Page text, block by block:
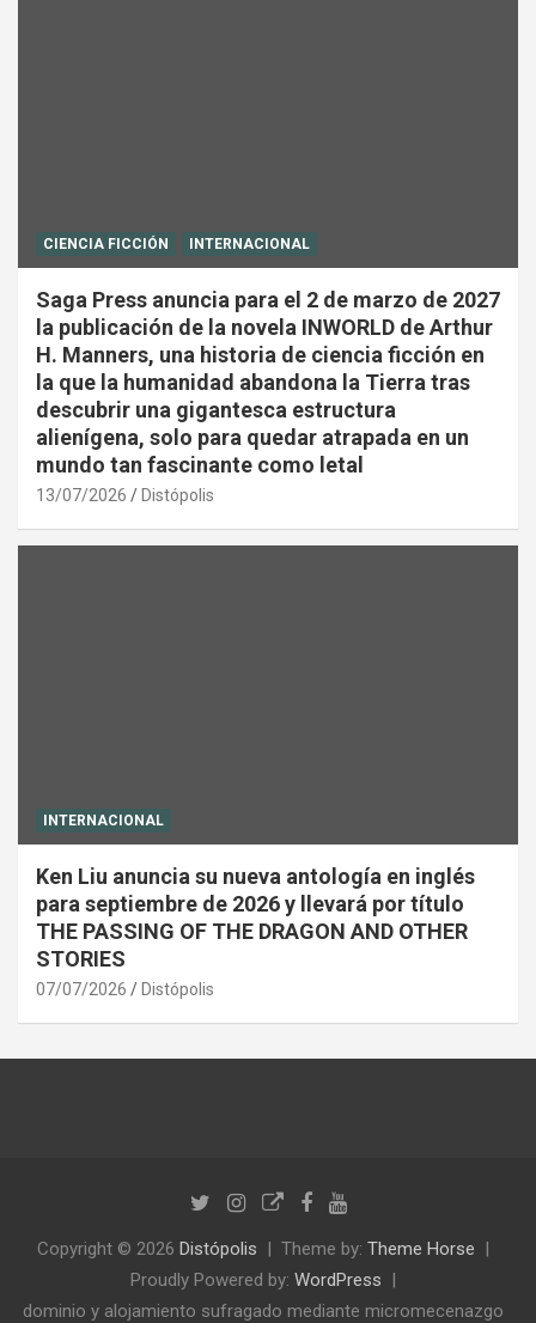
CIENCIA FICCIÓN INTERNACIONAL
Saga Press anuncia para el 2 de marzo de 2027
la publicación de la novela INWORLD de Arthur
H. Manners, una historia de ciencia ficción en
la que la humanidad abandona la Tierra tras
descubrir una gigantesca estructura
alienígena, solo para quedar atrapada en un
mundo tan fascinante como letal
13/07/2026 Distópolis
INTERNACIONAL
Ken Liu anuncia su nueva antología en inglés
para septiembre de 2026 y llevará por título
THE PASSING OF THE DRAGON AND OTHER
STORIES
07/07/2026 Distópolis
Copyright © 2026 Distópolis Theme by: Theme Horse
Proudly Powered by: WordPress
dominio y alojamiento sufragado mediante micromecenazgo